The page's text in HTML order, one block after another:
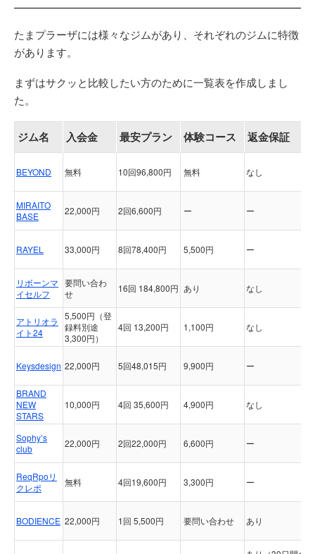
たまプラーザには様々なジムがあり、それぞれのジムに特徴
があります。
まずはサクッと比較したい方のために一覧表を作成しまし
た。
ジム名 入会金 最安プラン 体験コース 返金保証
BEYOND 無料 10回96,800円 無料 なし
MIRAITO
BASE
22,000円 2回6,600円 ー ー
RAYEL 33,000円 8回78,400円 5,500円 ー
リボーンマ
イセルフ
要問い合わ
せ
16回 184,800円 あり なし
アトリオラ
イト24
5,500円（登
録料別途
3,300円）
4回 13,200円 1,100円 なし
Keysdesign 22,000円 5回48,015円 9,900円 ー
BRAND
NEW
STARS
10,000円 4回 35,600円 4,900円 なし
Sophy’s
club
22,000円 2回22,000円 6,600円 ー
ReqRpoリ
クレポ
無料 4回19,600円 3,300円 ー
BODIENCE 22,000円 1回 5,500円 要問い合わせ あり